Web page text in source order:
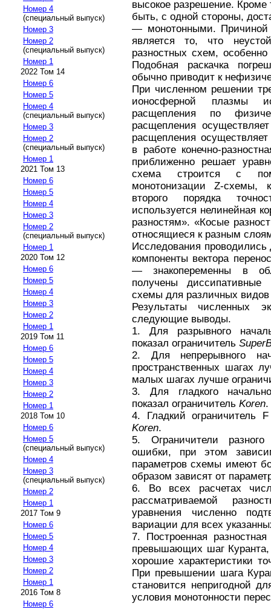
Номер 4
(специальный выпуск)
Номер 3
Номер 2
(специальный выпуск)
Номер 1
2022 Том 14
Номер 6
Номер 5
Номер 4
(специальный выпуск)
Номер 3
Номер 2
(специальный выпуск)
Номер 1
2021 Том 13
Номер 6
Номер 5
Номер 4
Номер 3
Номер 2
(специальный выпуск)
Номер 1
2020 Том 12
Номер 6
Номер 5
Номер 4
Номер 3
Номер 2
Номер 1
2019 Том 11
Номер 6
Номер 5
Номер 4
Номер 3
Номер 2
Номер 1
2018 Том 10
Номер 6
Номер 5
(специальный выпуск)
Номер 4
Номер 3
(специальный выпуск)
Номер 2
Номер 1
2017 Том 9
Номер 6
Номер 5
Номер 4
Номер 3
Номер 2
Номер 1
2016 Том 8
Номер 6
высокое разрешение.
быть, с одной стороны,
— монотонными. Причиной
является то, что
разностных схем,
Подобная раскачка
обычно приводит к
При численном решении
ионосферной плазмы
расщепления по
расщепления
расщепления
в работе конечно-
приближенно решает
схема строится с
монотонизации Z-схемы,
второго порядка
используется нелинейная
разностям». «Косые
относящиеся к разным
Исследования
компоненты вектора
— знакопеременны в
получены диссипативные
схемы для различных
Результаты численных
следующие выводы.
1. Для разрывного
показал ограничитель
2. Для непрерывного
пространственных шагах
малых шагах лучше
3. Для гладкого
показал ограничитель Koren.
4. Гладкий ограничитель
Koren.
5. Ограничители
ошибки, при этом
параметров схемы имеют
образом зависят от
6. Во всех расчетах
рассматриваемой
уравнения численно
вариации для всех
7. Построенная
превышающих шаг Куранта,
хорошие характеристики
При превышении шага
становится непригодной
условия монотонности